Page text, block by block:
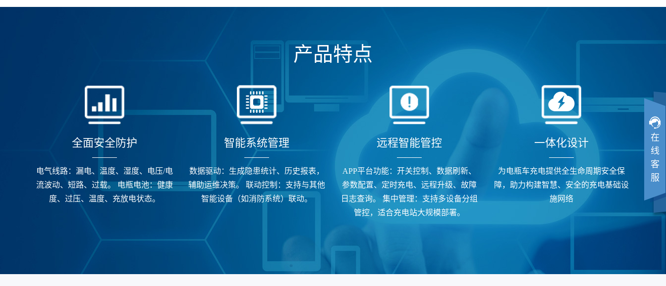
产品特点
全面安全防护
电气线路：漏电、温度、湿度、电压/电
流波动、短路、过载。 电瓶电池：健康
度、过压、温度、充放电状态。
智能系统管理
数据驱动：生成隐患统计、历史报表，
辅助运维决策。 联动控制：支持与其他
智能设备（如消防系统）联动。
远程智能管控
APP平台功能：开关控制、数据刷新、
参数配置、定时充电、远程升级、故障
日志查询。 集中管理：支持多设备分组
管控，适合充电站大规模部署。
一体化设计
为电瓶车充电提供全生命周期安全保
障，助力构建智慧、安全的充电基础设
施网络
在
线
客
服